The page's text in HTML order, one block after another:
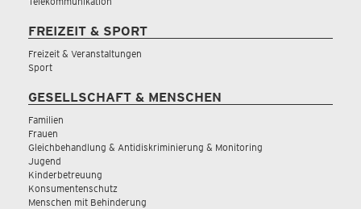
FREIZEIT & SPORT
Freizeit & Veranstaltungen
Sport
GESELLSCHAFT & MENSCHEN
Familien
Frauen
Gleichbehandlung & Antidiskriminierung & Monitoring
Jugend
Kinderbetreuung
Konsumentenschutz
Menschen mit Behinderung